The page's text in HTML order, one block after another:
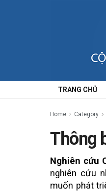
TRANG CHỦ
Home Category
Thông
Nghiên cứu
nghiên cứu
muốn phát